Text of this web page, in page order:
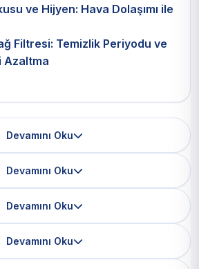
ve Hijyen: Hava Dolaşımı ile
Filtresi: Temizlik Periyodu ve
Azaltma
Devamını Oku
Devamını Oku
Devamını Oku
Devamını Oku